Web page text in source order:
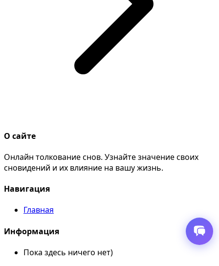
О сайте
Онлайн толкование снов. Узнайте значение своих
сновидений и их влияние на вашу жизнь.
Навигация
Главная
Информация
Пока здесь ничего нет)